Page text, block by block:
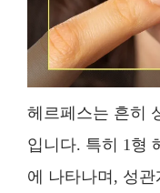
헤르페스는 흔히
입니다. 특히 1형
에 나타나며, 성